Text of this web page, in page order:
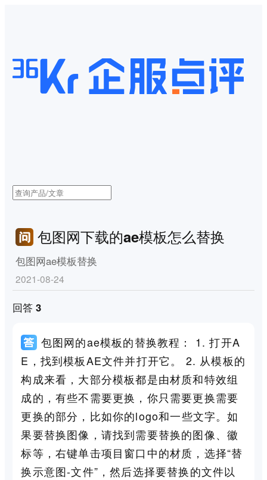
包图网下载的ae模板怎么替换
包图网ae模板替换
2021-08-24
回答 3
包图网的ae模板的替换教程： 1. 打开A
E，找到模板AE文件并打开它。 2. 从模板的
构成来看，大部分模板都是由材质和特效组
成的，有些不需要更换，你只需要更换需要
更换的部分，比如你的logo和一些文字。如
果要替换图像，请找到需要替换的图像、徽
标等，右键单击项目窗口中的材质，选择“替
换示意图-文件”，然后选择要替换的文件以